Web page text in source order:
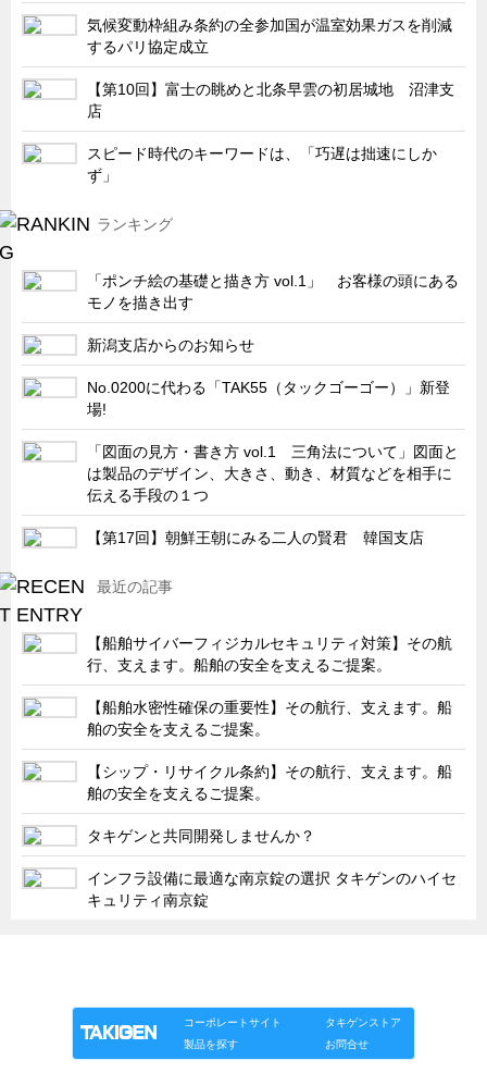
PICK UP NEWS
ポンチ絵の基礎と描き方
図面の見方・書き方
ズバッとお悩み解決 テクニカル Q and A
光る技術！未来へのモノづくり
ちょっとユニークなお客様
ビジサスニュース
ECOLOGY NEWS SCRAMBLE
わが街わが支店
支店所在地（歴史探訪）
ニッポン再発見
あれこれWATCH
こんなとき、どう言うの?
CATEGORY タキゲンinfo.
お知らせ
展示会情報／出展告知
展示会情報／報告レポート
工場見学
海外出張
社外セミナー
タキゲンの歴史
110周年企画
タキ旅レポ
タキネタ
気候変動枠組み条約の全参加国が温室効果ガスを削減
するパリ協定成立
【第10回】富士の眺めと北条早雲の初居城地 沼津支
店
スピード時代のキーワードは、「巧遅は拙速にしか
ず」
ランキング
「ポンチ絵の基礎と描き方 vol.1」 お客様の頭にある
モノを描き出す
新潟支店からのお知らせ
No.0200に代わる「TAK55（タックゴーゴー）」新登
場!
「図面の見方・書き方 vol.1 三角法について」図面と
は製品のデザイン、大きさ、動き、材質などを相手に
伝える手段の１つ
【第17回】朝鮮王朝にみる二人の賢君 韓国支店
最近の記事
【船舶サイバーフィジカルセキュリティ対策】その航
行、支えます。船舶の安全を支えるご提案。
【船舶水密性確保の重要性】その航行、支えます。船
舶の安全を支えるご提案。
【シップ・リサイクル条約】その航行、支えます。船
舶の安全を支えるご提案。
タキゲンと共同開発しませんか？
インフラ設備に最適な南京錠の選択 タキゲンのハイセ
キュリティ南京錠
コーポレートサイト
タキゲンストア
製品を探す
お問合せ